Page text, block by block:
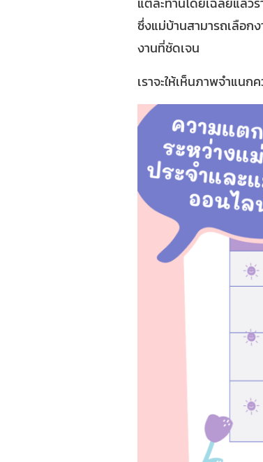
ซึ่งแม่บ้านสามารถเลือก
งานที่ชัดเจน
เราจะให้เห็นภาพจำแน